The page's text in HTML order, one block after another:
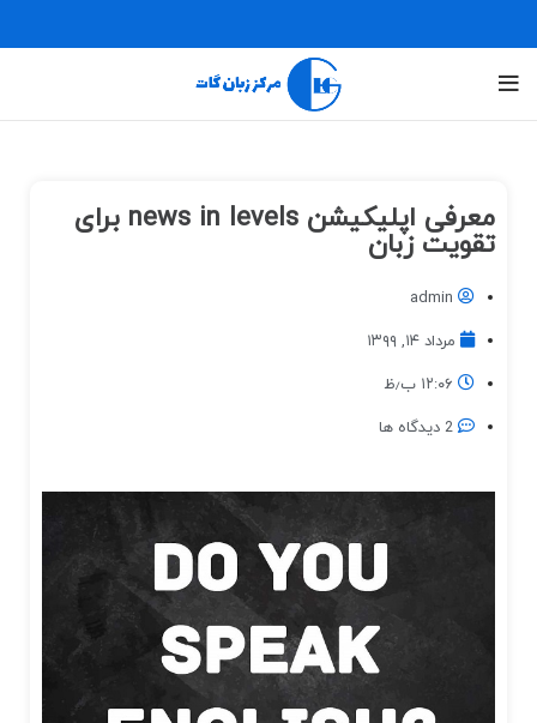
معرفی اپلیکیشن news in levels برای
تقویت زبان
admin
مرداد ۱۴, ۱۳۹۹
۱۲:۰۶ ب٫ظ
2 دیدگاه ها